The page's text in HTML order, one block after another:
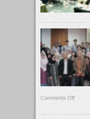
Comments Off